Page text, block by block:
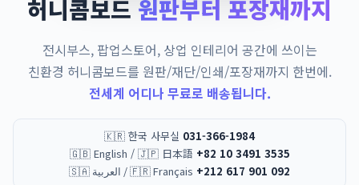
허니콤보드 원판부터 포장재까지
전시부스, 팝업스토어, 상업 인테리어 공간에 쓰이는
친환경 허니콤보드를 원판/재단/인쇄/포장재까지 한번에.
전세계 어디나 무료로 배송됩니다.
🇰🇷 한국 사무실 031-366-1984
🇬🇧 English / 🇯🇵 日本語 +82 10 3491 3535
🇸🇦 العربية / 🇫🇷 Français +212 617 901 092